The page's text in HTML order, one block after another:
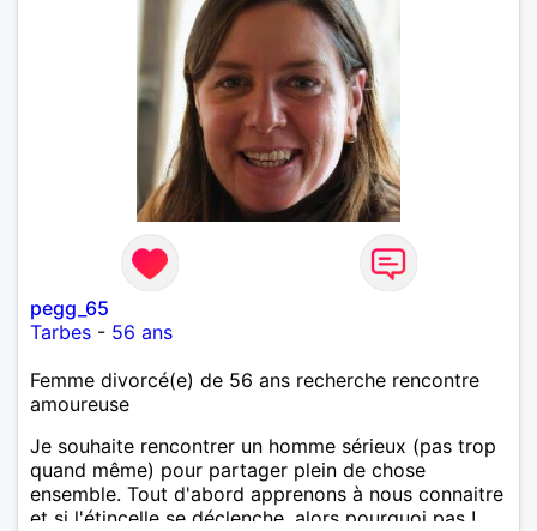
pegg_65
Tarbes - 56 ans
Femme divorcé(e) de 56 ans recherche rencontre
amoureuse
Je souhaite rencontrer un homme sérieux (pas trop
quand même) pour partager plein de chose
ensemble. Tout d'abord apprenons à nous connaitre
et si l'étincelle se déclenche, alors pourquoi pas !